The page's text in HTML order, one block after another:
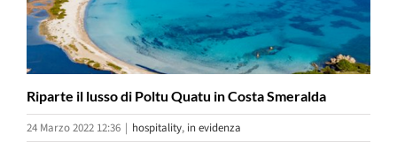
Riparte il lusso di Poltu Quatu in Costa Smeralda
24 Marzo 2022 12:36 | hospitality, in evidenza